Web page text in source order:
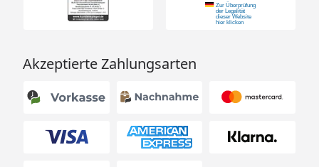
Akzeptierte Zahlungsarten